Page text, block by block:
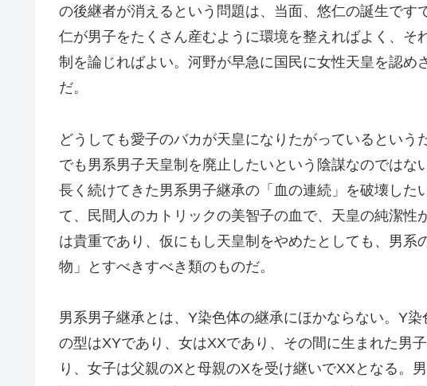
の後継者が消えるという問題は、当面、悠仁の誕生です
仁が男子をたくさん産むように環境を整えればよく、そ
制を論じればよい。河野が早急に国民に女性天皇を認め
だ。
どうしても愛子のバカが天皇になりたがっているという
でも男系男子天皇制を廃止したいという陰謀なのではな
長く続けてきた男系男子継承の「血の連続」を破壊した
て、民間人のカトリックの美智子の血で、天皇の純潔性
は貴重であり、仮にもし天皇制をやめたとしても、男系
物」とすべきすべき類のものだ。
男系男子継承とは、Y染色体の継承にほかならない。Y
の型はXYであり、女はXXであり、その間に生まれた男
り、女子は父親のXと母親のXを受け継いでXXとなる